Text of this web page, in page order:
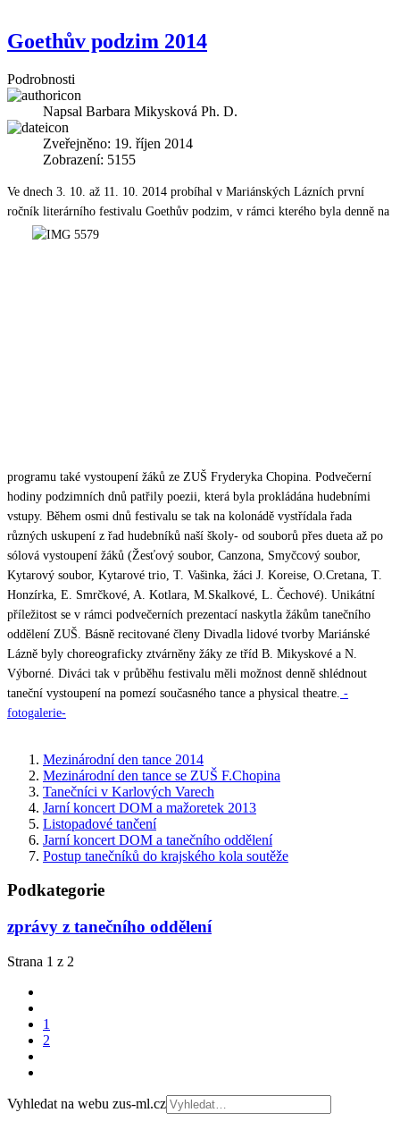
Goethův podzim 2014
Podrobnosti
Napsal Barbara Mikysková Ph. D.
Zveřejněno: 19. říjen 2014
Zobrazení: 5155
Ve dnech 3. 10. až 11. 10. 2014 probíhal v Mariánských Lázních první
ročník literárního festivalu Goethův podzim, v rámci kterého byla denně na
programu také vystoupení žáků ze ZUŠ Fryderyka Chopina. Podvečerní
hodiny podzimních dnů patřily poezii, která byla prokládána hudebními
vstupy. Během osmi dnů festivalu se tak na kolonádě vystřídala řada
různých uskupení z řad hudebníků naší školy- od souborů přes dueta až po
sólová vystoupení žáků (Žesťový soubor, Canzona, Smyčcový soubor,
Kytarový soubor, Kytarové trio, T. Vašinka, žáci J. Koreise, O.Cretana, T.
Honzírka, E. Smrčkové, A. Kotlara, M.Skalkové, L. Čechové). Unikátní
příležitost se v rámci podvečerních prezentací naskytla žákům tanečního
oddělení ZUŠ. Básně recitované členy Divadla lidové tvorby Mariánské
Lázně byly choreograficky ztvárněny žáky ze tříd B. Mikyskové a N.
Výborné. Diváci tak v průběhu festivalu měli možnost denně shlédnout
taneční vystoupení na pomezí současného tance a physical theatre. -
fotogalerie-
Mezinárodní den tance 2014
Mezinárodní den tance se ZUŠ F.Chopina
Tanečníci v Karlových Varech
Jarní koncert DOM a mažoretek 2013
Listopadové tančení
Jarní koncert DOM a tanečního oddělení
Postup tanečníků do krajského kola soutěže
Podkategorie
zprávy z tanečního oddělení
Strana 1 z 2
1
2
Vyhledat na webu zus-ml.cz